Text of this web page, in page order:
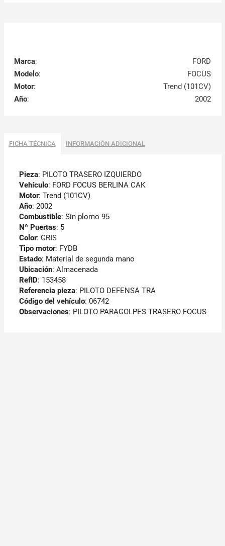
Marca:
FORD
Modelo:
FOCUS
Motor:
Trend (101CV)
Año: 2002
FICHA TÉCNICA INFORMACIÓN ADICIONAL
Pieza: PILOTO TRASERO IZQUIERDO
Vehículo: FORD FOCUS BERLINA CAK
Motor: Trend (101CV)
Año: 2002
Combustible: Sin plomo 95
Nº Puertas: 5
Color: GRIS
Tipo motor: FYDB
Estado: Material de segunda mano
Ubicación: Almacenada
RefID: 153458
Referencia pieza: PILOTO DEFENSA TRA
Código del vehículo: 06742
Observaciones: PILOTO PARAGOLPES TRASERO FOCUS